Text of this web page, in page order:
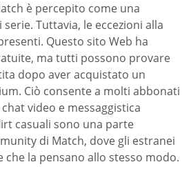
è percepito come una
Tuttavia, le eccezioni alla
Questo sito Web ha
ma tutti possono provare
dopo aver acquistato un
Ciò consente a molti abbonati
video e messaggistica
casuali sono una parte
di Match, dove gli estranei
che la pensano allo stesso modo.